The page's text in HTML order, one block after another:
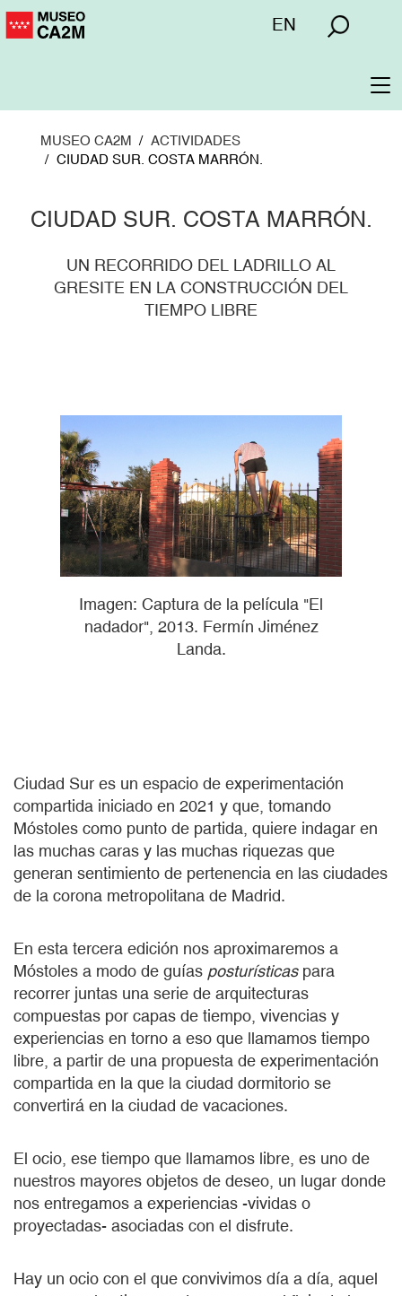
Pasar
Menú
EN
MUSEO CA2M
ACTIVIDADES
CIUDAD SUR. COSTA MARRÓN.
CIUDAD SUR. COSTA MARRÓN.
UN RECORRIDO DEL LADRILLO AL
GRESITE EN LA CONSTRUCCIÓN DEL
TIEMPO LIBRE
Imagen: Captura de la película "El
nadador", 2013. Fermín Jiménez
Landa.
Ciudad Sur es un espacio de experimentación
compartida iniciado en 2021 y que, tomando
Móstoles como punto de partida, quiere indagar en
las muchas caras y las muchas riquezas que
generan sentimiento de pertenencia en las ciudades
de la corona metropolitana de Madrid.
En esta tercera edición nos aproximaremos a
Móstoles a modo de guías posturísticaspara
recorrer juntas una serie de arquitecturas
compuestas por capas de tiempo, vivencias y
experiencias en torno a eso que llamamos tiempo
libre, a partir de una propuesta de experimentación
compartida en la que la ciudad dormitorio se
convertirá en la ciudad de vacaciones.
El ocio, ese tiempo que llamamos libre, es uno de
nuestros mayores objetos de deseo, un lugar donde
nos entregamos a experiencias -vividas o
proyectadas- asociadas con el disfrute.
Hay un ocio con el que convivimos día a día, aquel